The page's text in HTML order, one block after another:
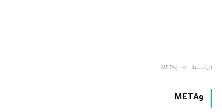
الرئيسية » وMETA
وMETA